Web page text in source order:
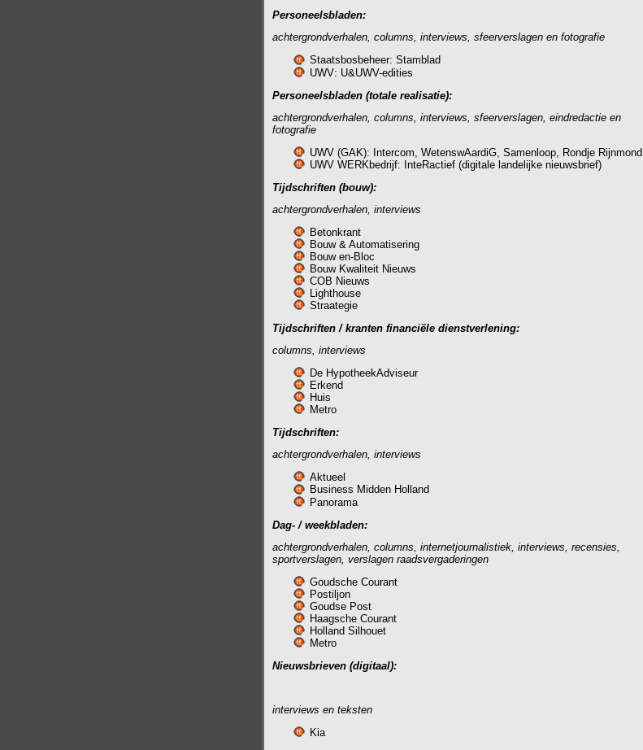
Personeelsbladen:
achtergrondverhalen, columns, interviews, sfeerverslagen en fotografie
Staatsbosbeheer: Stamblad
UWV: U&UWV-edities
Personeelsbladen (totale realisatie):
achtergrondverhalen, columns, interviews, sfeerverslagen, eindredactie en
fotografie
UWV (GAK): Intercom, WetenswAardiG, Samenloop, Rondje Rijnmond
UWV WERKbedrijf: InteRactief (digitale landelijke nieuwsbrief)
Tijdschriften (bouw):
achtergrondverhalen, interviews
Betonkrant
Bouw & Automatisering
Bouw en-Bloc
Bouw Kwaliteit Nieuws
COB Nieuws
Lighthouse
Straategie
Tijdschriften / kranten financiële dienstverlening:
columns, interviews
De HypotheekAdviseur
Erkend
Huis
Metro
Tijdschriften:
achtergrondverhalen, interviews
Aktueel
Business Midden Holland
Panorama
Dag- / weekbladen:
achtergrondverhalen, columns, internetjournalistiek, interviews, recensies,
sportverslagen, verslagen raadsvergaderingen
Goudsche Courant
Postiljon
Goudse Post
Haagsche Courant
Holland Silhouet
Metro
Nieuwsbrieven (digitaal):
interviews en teksten
Kia